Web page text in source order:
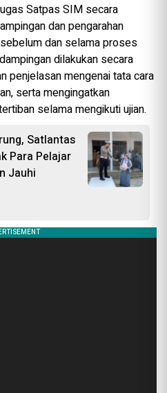
Satpas SIM secara
dan pengarahan
dan selama proses
dilakukan secara
penjelasan mengenai tata cara
serta mengingatkan
selama mengikuti ujian.
Satlantas
Para Pelajar
Jauhi